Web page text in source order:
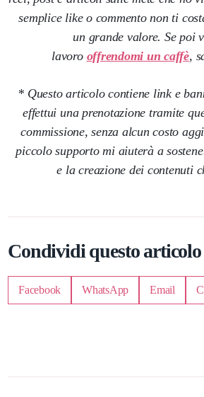
semplice like o commento non ti
un grande valore. Se poi
lavoro offrendomi un caffè,
* Questo articolo contiene link e
effettui una prenotazione tramite
commissione, senza alcun costo
piccolo supporto mi aiuterà a
e la creazione dei contenuti
Condividi questo articolo
Facebook WhatsApp Email